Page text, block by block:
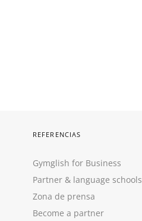
REFERENCIAS
Gymglish for Business
Partner & language schools
Zona de prensa
Become a partner